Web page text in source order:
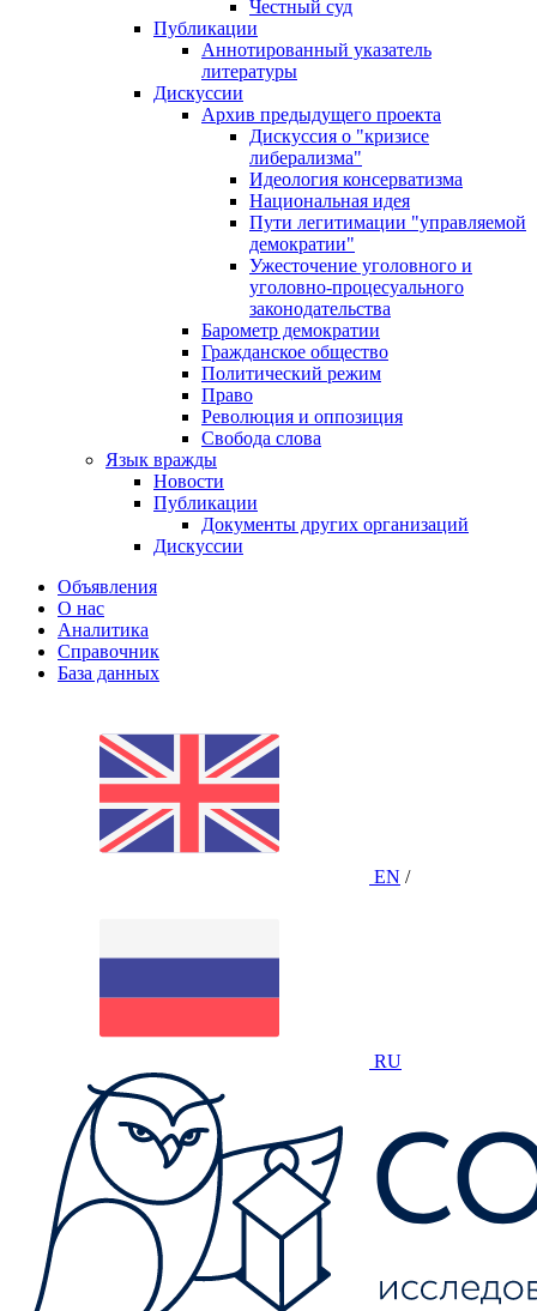
Честный суд
Публикации
Аннотированный указатель
литературы
Дискуссии
Архив предыдущего проекта
Дискуссия о "кризисе
либерализма"
Идеология консерватизма
Национальная идея
Пути легитимации "управляемой
демократии"
Ужесточение уголовного и
уголовно-процесуального
законодательства
Барометр демократии
Гражданское общество
Политический режим
Право
Революция и оппозиция
Свобода слова
Язык вражды
Новости
Публикации
Документы других организаций
Дискуссии
Объявления
О нас
Аналитика
Справочник
База данных
EN /
RU